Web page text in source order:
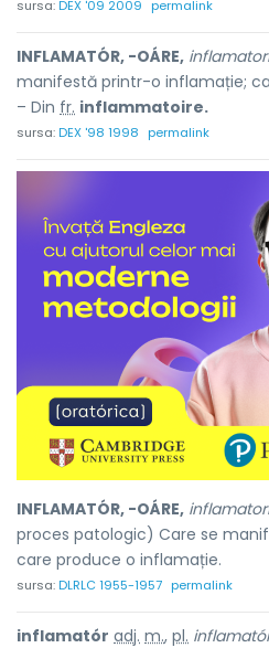
sursa:DEX '09 2009 permalink
INFLAMATÓR, -OÁRE,
manifestă printr-o inflamație;
– Din fr. inflammatoire.
sursa:DEX '98 1998 permalink
INFLAMATÓR, -OÁRE,
proces patologic) Care se
care produce o inflamație.
sursa:DLRLC 1955-1957 permalink
inflamatór adj. m., pl.